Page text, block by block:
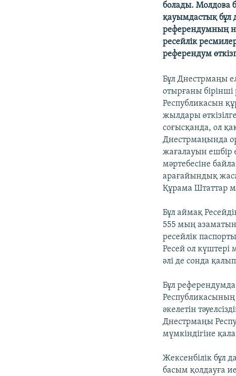
болады. Молдова
қауымдастық бұл
референдумның
ресейлік
референдум
Бұл Днестрмаңы
отырғаны бірінші
Республикасын
жылдары
соғысқанда, ол
Днестрмаңында
жағалауын
мәртебесіне
арағайындық
Құрама Штаттар
Бұл аймақ
555 мың
ресейлік
Ресей ол
әлі де сонда
Бұл
Республикасының
әкелетін
Днестрмаңы
мүмкіндігіне
Жексенбілік бұл
басым қолдауға